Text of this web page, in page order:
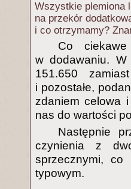
Wszystkie plemiona
na przekór
i co otrzymamy?
Co
w dodawaniu.
151.650
i pozostałe,
zdaniem celowa
nas do wartości
Następnie
czynienia z
sprzecznymi, co
typowym.